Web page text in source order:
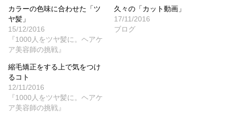
カラーの色味に合わせた「ツ
ヤ髪」
15/12/2016
『1000人をツヤ髪に。ヘアケ
ア美容師の挑戦』
久々の「カット動画」
17/11/2016
ブログ
縮毛矯正をする上で気をつけ
るコト
12/11/2016
『1000人をツヤ髪に。ヘアケ
ア美容師の挑戦』